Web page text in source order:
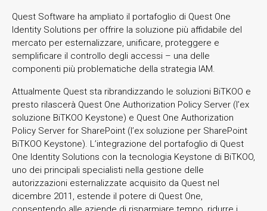
Quest Software ha ampliato il portafoglio di Quest One
Identity Solutions per offrire la soluzione più affidabile del
mercato per esternalizzare, unificare, proteggere e
semplificare il controllo degli accessi – una delle
componenti più problematiche della strategia IAM.
Attualmente Quest sta ribrandizzando le soluzioni BiTKOO e
presto rilascerà Quest One Authorization Policy Server (l’ex
soluzione BiTKOO Keystone) e Quest One Authorization
Policy Server for SharePoint (l’ex soluzione per SharePoint
BiTKOO Keystone). L’integrazione del portafoglio di Quest
One Identity Solutions con la tecnologia Keystone di BiTKOO,
uno dei principali specialisti nella gestione delle
autorizzazioni esternalizzate acquisito da Quest nel
dicembre 2011, estende il potere di Quest One,